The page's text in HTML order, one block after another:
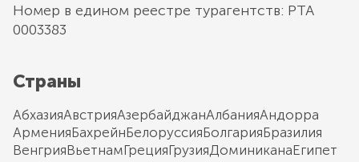
Номер в едином реестре турагентств: РТА
0003383
Страны
АбхазияАвстрияАзербайджанАлбанияАндорра
АрменияБахрейнБелоруссияБолгарияБразилия
ВенгрияВьетнамГрецияГрузияДоминиканаЕгипет